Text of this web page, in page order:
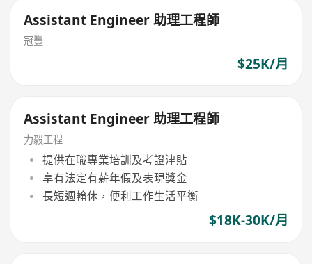
Assistant Engineer 助理工程師
冠豐
$25K/月
Assistant Engineer 助理工程師
力毅工程
提供在職專業培訓及考證津貼
享有法定有薪年假及表現獎金
長短週輪休，便利工作生活平衡
$18K-30K/月